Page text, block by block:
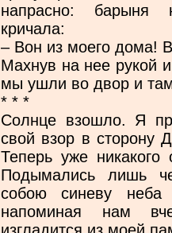
напрасно: барыня
кричала:
– Вон из моего дома!
Махнув на нее рукой
мы ушли во двор и
* * *
Солнце взошло. Я
свой взор в сторону
Теперь уже
Подымались лишь
собою синеву неба
напоминая нам